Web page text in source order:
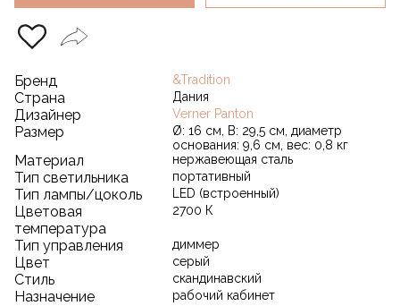
Бренд &Tradition
Страна Дания
Дизайнер Verner Panton
Размер
Ø: 16 см, В: 29,5 см, диаметр
основания: 9,6 см, вес: 0,8 кг
Материал нержавеющая сталь
Тип светильника портативный
Тип лампы/цоколь LED (встроенный)
Цветовая
температура
2700 К
Тип управления диммер
Цвет серый
Стиль скандинавский
Назначение рабочий кабинет